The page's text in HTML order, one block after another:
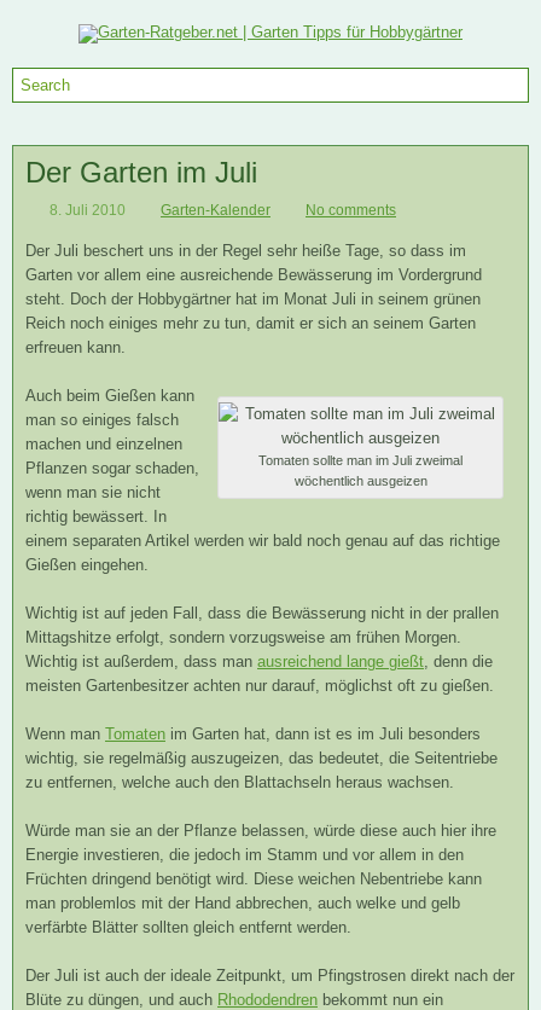
Der Garten im Juli
8. Juli 2010 Garten-Kalender No comments
Der Juli beschert uns in der Regel sehr heiße Tage, so dass im
Garten vor allem eine ausreichende Bewässerung im Vordergrund
steht. Doch der Hobbygärtner hat im Monat Juli in seinem grünen
Reich noch einiges mehr zu tun, damit er sich an seinem Garten
erfreuen kann.
Tomaten sollte man im Juli zweimal
wöchentlich ausgeizen
Auch beim Gießen kann
man so einiges falsch
machen und einzelnen
Pflanzen sogar schaden,
wenn man sie nicht
richtig bewässert. In
einem separaten Artikel werden wir bald noch genau auf das richtige
Gießen eingehen.
Wichtig ist auf jeden Fall, dass die Bewässerung nicht in der prallen
Mittagshitze erfolgt, sondern vorzugsweise am frühen Morgen.
Wichtig ist außerdem, dass man ausreichend lange gießt, denn die
meisten Gartenbesitzer achten nur darauf, möglichst oft zu gießen.
Wenn man Tomaten im Garten hat, dann ist es im Juli besonders
wichtig, sie regelmäßig auszugeizen, das bedeutet, die Seitentriebe
zu entfernen, welche auch den Blattachseln heraus wachsen.
Würde man sie an der Pflanze belassen, würde diese auch hier ihre
Energie investieren, die jedoch im Stamm und vor allem in den
Früchten dringend benötigt wird. Diese weichen Nebentriebe kann
man problemlos mit der Hand abbrechen, auch welke und gelb
verfärbte Blätter sollten gleich entfernt werden.
Der Juli ist auch der ideale Zeitpunkt, um Pfingstrosen direkt nach der
Blüte zu düngen, und auch Rhododendren bekommt nun ein